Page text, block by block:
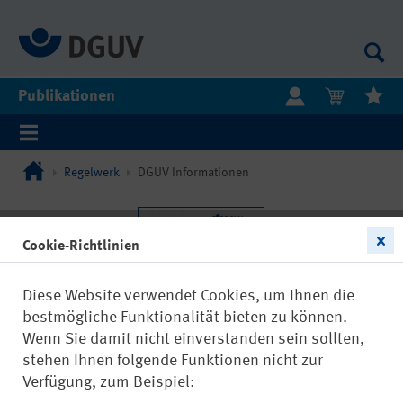
Publikationen
Regelwerk DGUV Informationen
Cookie-Richtlinien
Diese Website verwendet Cookies, um Ihnen die
bestmögliche Funktionalität bieten zu können.
Wenn Sie damit nicht einverstanden sein sollten,
stehen Ihnen folgende Funktionen nicht zur
Verfügung, zum Beispiel: